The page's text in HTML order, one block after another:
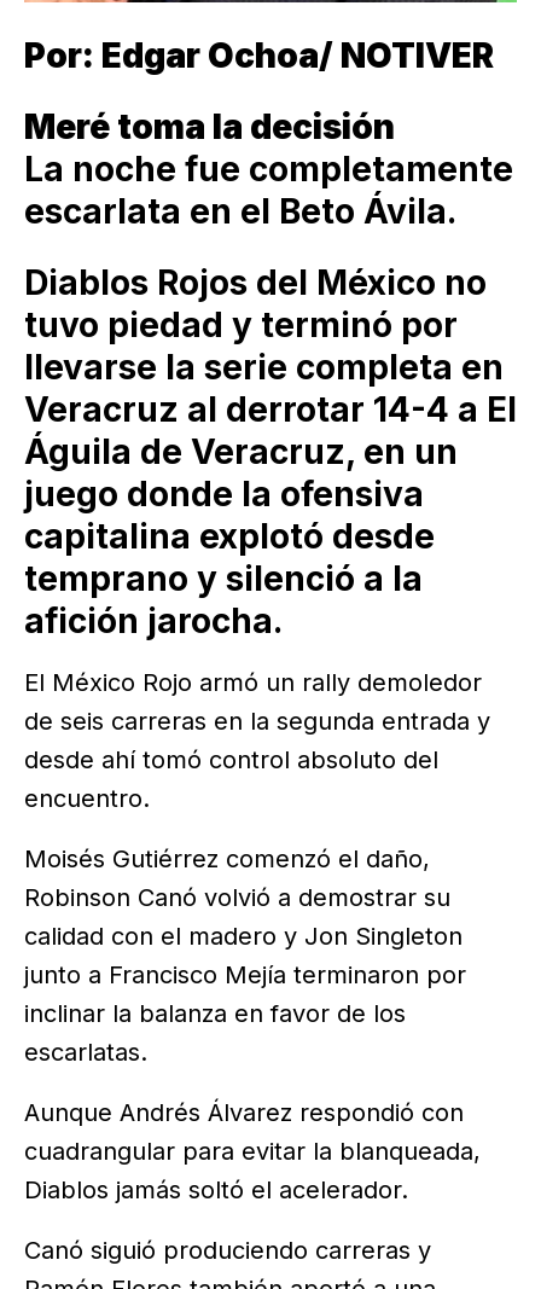
Por: Edgar Ochoa/ NOTIVER
Meré toma la decisión
La noche fue completamente
escarlata en el Beto Ávila.
Diablos Rojos del México no
tuvo piedad y terminó por
llevarse la serie completa en
Veracruz al derrotar 14-4 a El
Águila de Veracruz, en un
juego donde la ofensiva
capitalina explotó desde
temprano y silenció a la
afición jarocha.
El México Rojo armó un rally demoledor
de seis carreras en la segunda entrada y
desde ahí tomó control absoluto del
encuentro.
Moisés Gutiérrez comenzó el daño,
Robinson Canó volvió a demostrar su
calidad con el madero y Jon Singleton
junto a Francisco Mejía terminaron por
inclinar la balanza en favor de los
escarlatas.
Aunque Andrés Álvarez respondió con
cuadrangular para evitar la blanqueada,
Diablos jamás soltó el acelerador.
Canó siguió produciendo carreras y